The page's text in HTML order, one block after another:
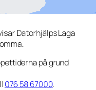
Datorhjälps Laga
på grund
076 58 67000.